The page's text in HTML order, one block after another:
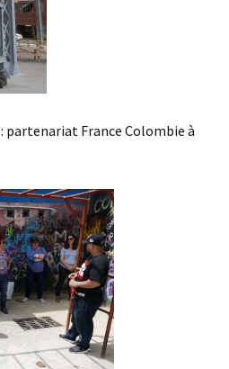
: partenariat France Colombie à